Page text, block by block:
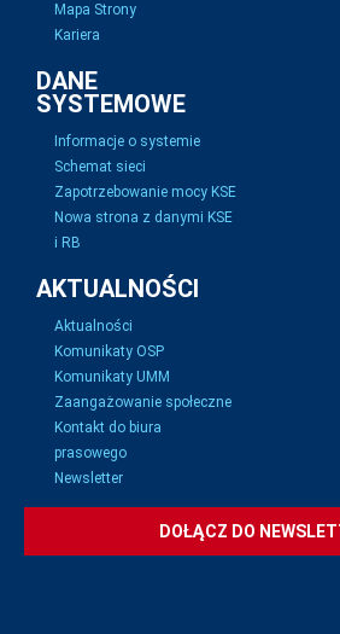
Mapa Strony
Kariera
DANE
SYSTEMOWE
Informacje o systemie
Schemat sieci
Zapotrzebowanie mocy KSE
Nowa strona z danymi KSE
i RB
AKTUALNOŚCI
Aktualności
Komunikaty OSP
Komunikaty UMM
Zaangażowanie społeczne
Kontakt do biura
prasowego
Newsletter
DOŁĄCZ DO